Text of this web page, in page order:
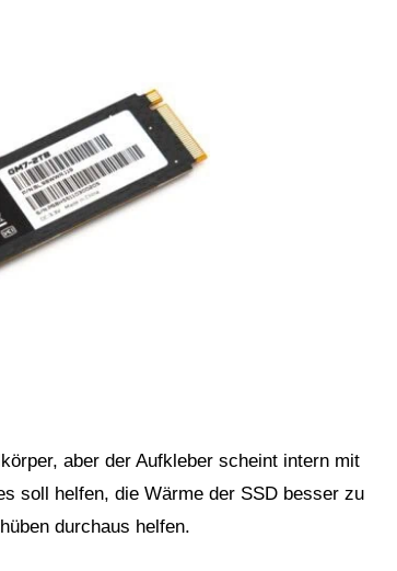
aber der Aufkleber scheint intern mit
soll helfen, die Wärme der SSD besser zu
durchaus helfen.